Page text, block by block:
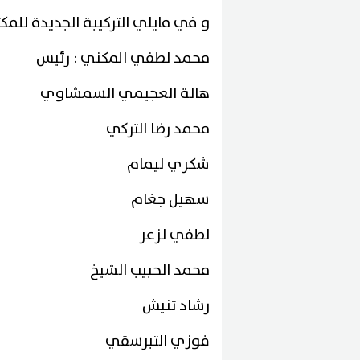
و في مايلي التركيبة الجديدة
محمد لطفي المكني : رئيس
هالة العجيمي السمشاوي
محمد رضا التركي
شكري ليمام
سهيل جغام
لطفي لزعر
محمد الحبيب الشيخ
رشاد تنيش
فوزي التبرسقي